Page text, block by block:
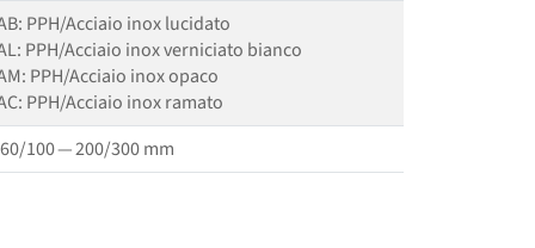
PPH/​​Acciaio inox lucidato
PPH/​​Acciaio inox verniciato bianco
PPH/​Acciaio inox opaco
PPH/​Acciaio inox ramato
100 — 200/300 mm